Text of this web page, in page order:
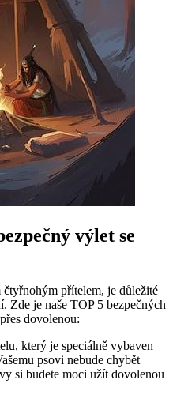
výlet se
čtyřnohým přítelem, je důležité
Zde je naše TOP 5 bezpečných
dovolenou:
který je speciálně vybaven
psovi nebude chybět
si budete moci užít dovolenou